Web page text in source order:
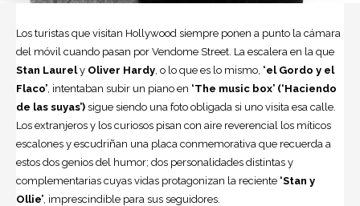
Los turistas que visitan Hollywood siempre ponen a punto la cámara
del móvil cuando pasan por Vendome Street. La escalera en la que
Stan Laurely Oliver Hardy , o lo que es lo mismo, ‘el Gordo y el
Flaco’ , intentaban subir un piano en ‘The music box’ (‘Haciendo
de las suyas’) sigue siendo una foto obligada si uno visita esa calle.
Los extranjeros y los curiosos pisan con aire reverencial los míticos
escalones y escudriñan una placa conmemorativa que recuerda a
estos dos genios del humor; dos personalidades distintas y
complementarias cuyas vidas protagonizan la reciente ‘Stan y
Ollie’ , imprescindible para sus seguidores.